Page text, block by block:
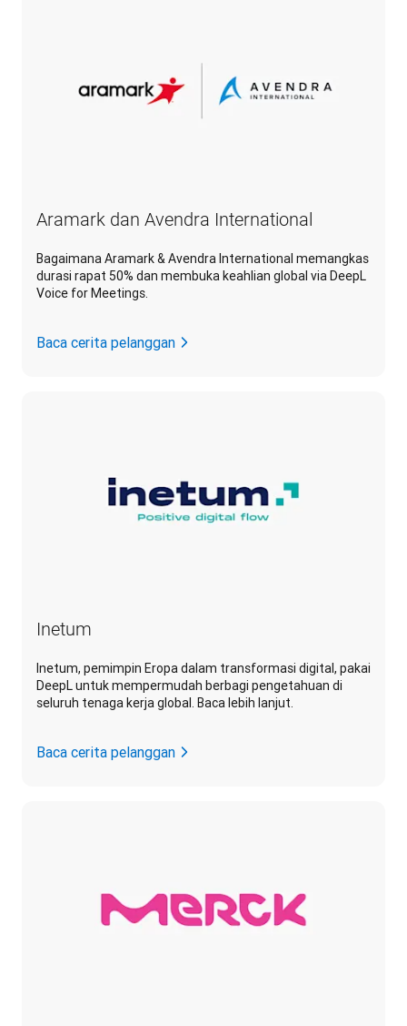
Aramark dan Avendra International
Bagaimana Aramark & Avendra International memangkas
durasi rapat 50% dan membuka keahlian global via DeepL
Voice for Meetings.
Baca cerita pelanggan
Inetum
Inetum, pemimpin Eropa dalam transformasi digital, pakai
DeepL untuk mempermudah berbagi pengetahuan di
seluruh tenaga kerja global. Baca lebih lanjut.
Baca cerita pelanggan